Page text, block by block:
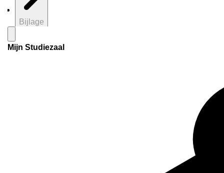
Bijlage
Mijn Studiezaal